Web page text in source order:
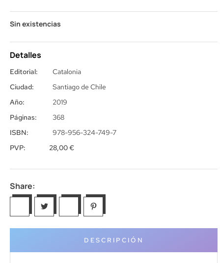
Sin existencias
Detalles
Editorial:
Ciudad:
Año:
Páginas:
ISBN:
Catalonia
Santiago de Chile
2019
368
978-956-324-749-7
PVP:
28,00€
Share:
DESCRIPCIÓN